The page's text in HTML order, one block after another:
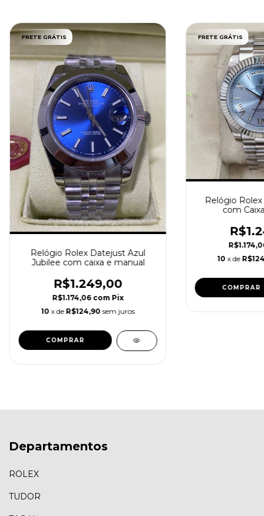
FRETE GRÁTIS
Relógio Rolex Datejust Azul
Jubilee com caixa e manual
R$1.249,00
R$1.174,06 com Pix
10 x de R$124,90 sem juros
FRETE GRÁTIS
Relógio
com
10 x de
Departamentos
ROLEX
TUDOR